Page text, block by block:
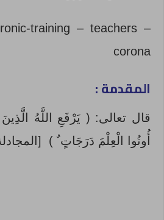
training – teachers –
corona
المقدمة :
قال تعالى: ( يَرْفَعِ اللَّهُ
أُوتُوا الْعِلْمَ دَرَجَاتٍ ٌ ) ‏[‏المجادلة‏:‏